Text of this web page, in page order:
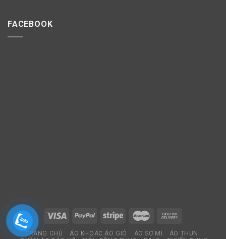
FACEBOOK
TRANG CHỦ ÁO KHOÁC ÁO GIÓ ÁO SƠ MI
ÁO THUN